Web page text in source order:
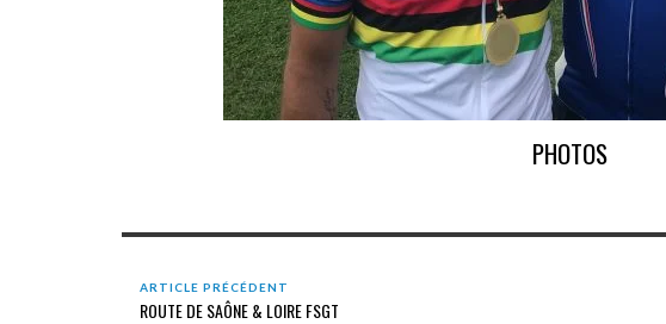
PHOTOS
ARTICLE PRÉCÉDENT
ROUTE DE SAÔNE & LOIRE FSGT